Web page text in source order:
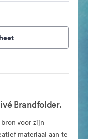
Brandfolder.
voor zijn
materiaal aan te